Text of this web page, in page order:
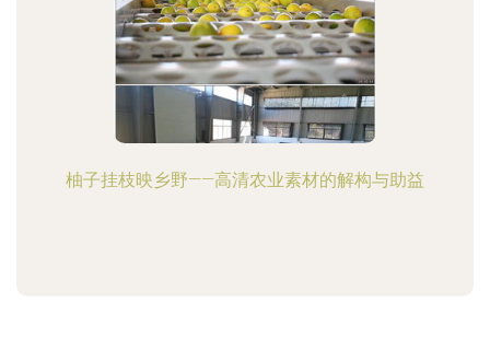
柚子挂枝映乡野——高清农业素材的解构与助益